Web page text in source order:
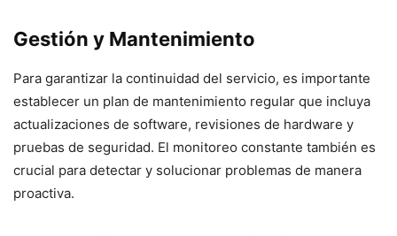
Gestión y Mantenimiento
Para garantizar la continuidad del servicio, es importante
establecer un plan de mantenimiento regular que incluya
actualizaciones de software, revisiones de hardware y
pruebas de seguridad. El monitoreo constante también es
crucial para detectar y solucionar problemas de manera
proactiva.